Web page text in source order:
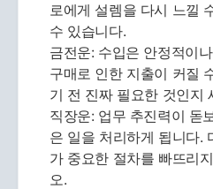
로에게 설렘을 다시 느낄
수 있습니다.
금전운: 수입은 안정적이
구매로 인한 지출이 커질
기 전 진짜 필요한 것인지
직장운: 업무 추진력이 돋
은 일을 처리하게 됩니다.
가 중요한 절차를 빠뜨리
오.